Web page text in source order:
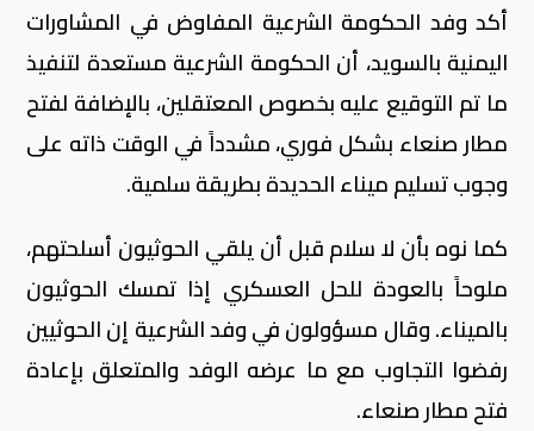
أكد وفد الحكومة الشرعية المفاوض في المشاورات
اليمنية بالسويد، أن الحكومة الشرعية مستعدة لتنفيذ
ما تم التوقيع عليه بخصوص المعتقلين، بالإضافة لفتح
مطار صنعاء بشكل فوري، مشدداً في الوقت ذاته على
وجوب تسليم ميناء الحديدة بطريقة سلمية.
كما نوه بأن لا سلام قبل أن يلقي الحوثيون أسلحتهم،
ملوحاً بالعودة للحل العسكري إذا تمسك الحوثيون
بالميناء. وقال مسؤولون في وفد الشرعية إن الحوثيين
رفضوا التجاوب مع ما عرضه الوفد والمتعلق بإعادة
فتح مطار صنعاء.